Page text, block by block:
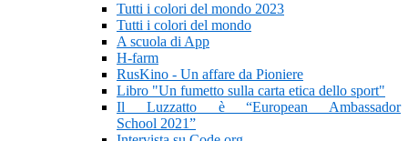
Tutti i colori del mondo 2023
Tutti i colori del mondo
A scuola di App
H-farm
RusKino - Un affare da Pioniere
Libro "Un fumetto sulla carta etica dello sport"
Il Luzzatto è “European Ambassador
School 2021”